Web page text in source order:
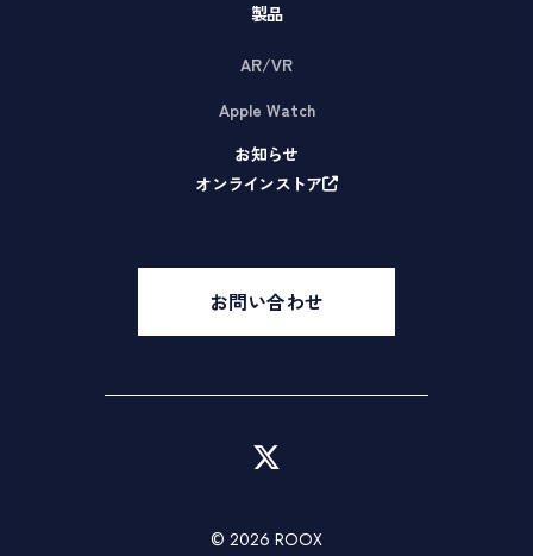
製品
AR/VR
Apple Watch
お知らせ
オンラインストア
お問い合わせ
© 2026 ROOX